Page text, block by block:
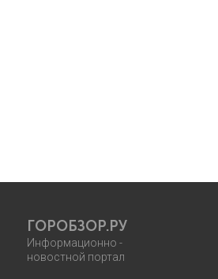
ГОРОБЗОР.РУ
Информационно -
новостной портал